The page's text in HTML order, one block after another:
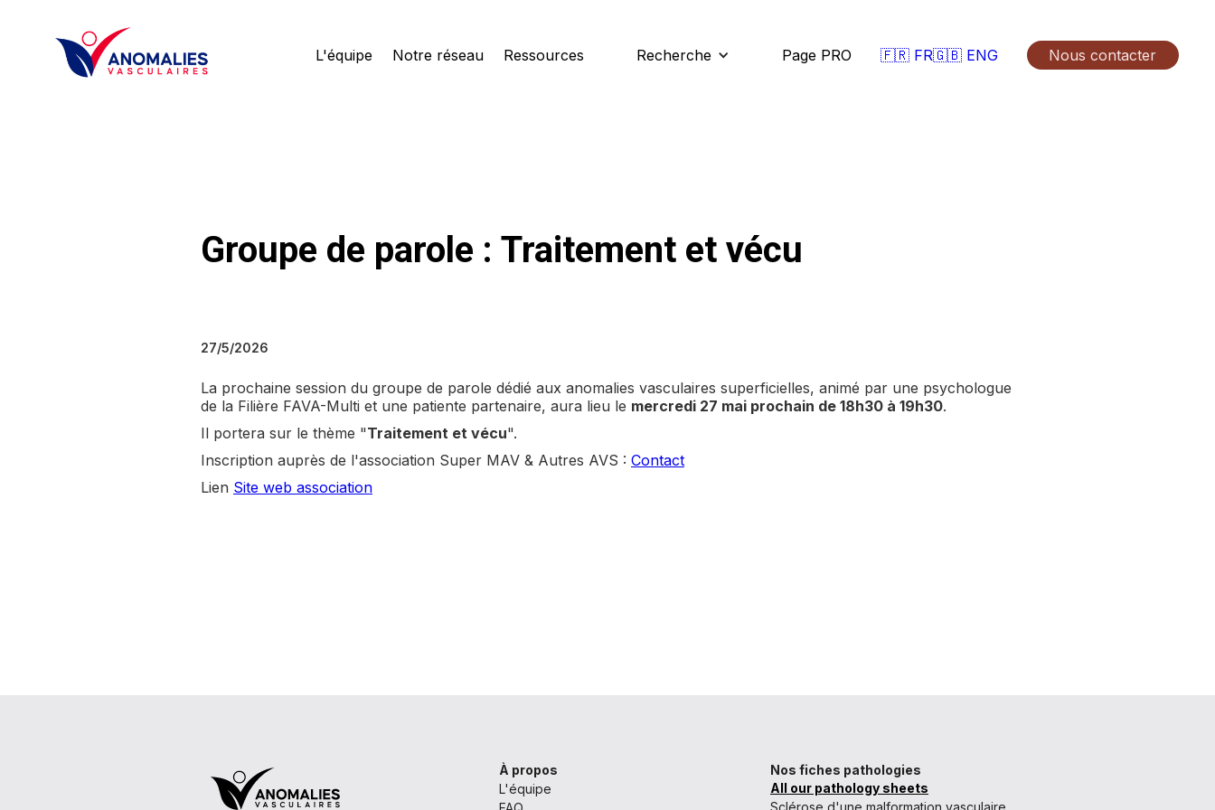
L'équipe Notre réseau Ressources Recherche Page PRO 🇫🇷 FR🇬🇧 ENG Nous contacter
Groupe de parole : Traitement et vécu
27/5/2026
La prochaine session du groupe de parole dédié aux anomalies vasculaires superficielles, animé par une psychologue
de la Filière FAVA-Multi et une patiente partenaire, aura lieu le mercredi 27 mai prochain de 18h30 à 19h30.
Il portera sur le thème "Traitement et vécu".
Inscription auprès de l'association Super MAV & Autres AVS : Contact
Lien Site web association
À propos
L'équipe
Nos fiches pathologies
All our pathology sheets
Sclérose d'une malformation vasculaire